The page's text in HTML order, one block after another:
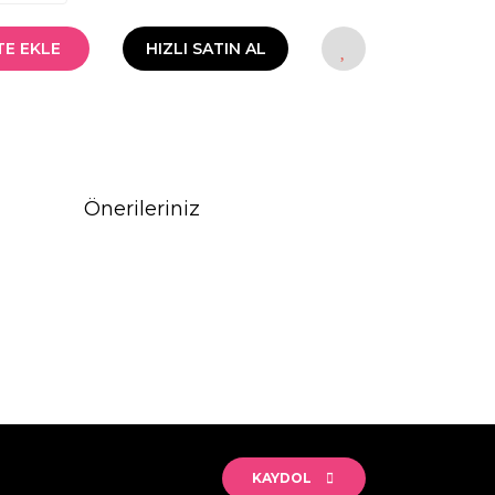
EKLE HIZLI SATIN AL
Önerileriniz
KAYDOL